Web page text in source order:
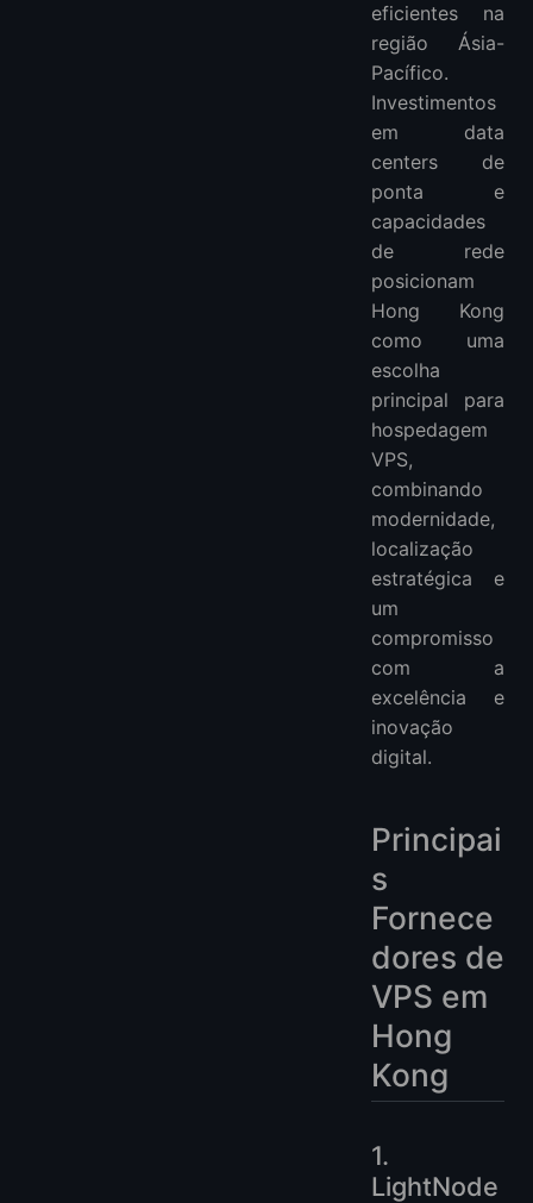
eficientes na
região Ásia-
Pacífico.
Investimentos
em data
centers de
ponta e
capacidades
de rede
posicionam
Hong Kong
como uma
escolha
principal para
hospedagem
VPS,
combinando
modernidade,
localização
estratégica e
um
compromisso
com a
excelência e
inovação
digital.
Principai
s
Fornece
dores de
VPS em
Hong
Kong
1.
LightNode